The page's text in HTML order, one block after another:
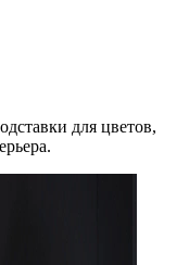
для цветов,